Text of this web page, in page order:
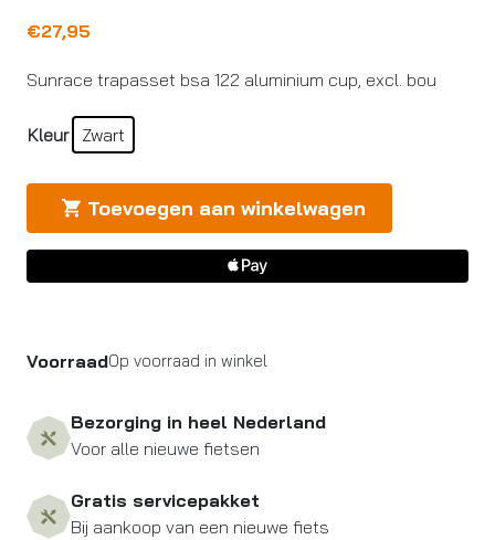
€27,95
Sunrace trapasset bsa 122 aluminium cup, excl. bou
Kleur Zwart
Toevoegen aan winkelwagen
VoorraadOp voorraad in winkel
Bezorging in heel Nederland
Voor alle nieuwe fietsen
Gratis servicepakket
Bij aankoop van een nieuwe fiets